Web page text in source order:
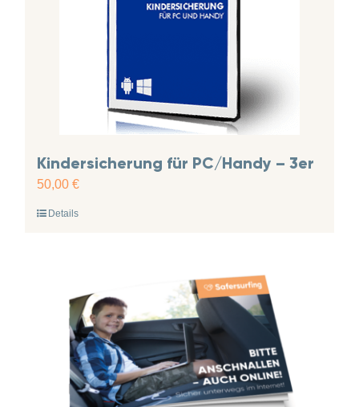
Kindersicherung für PC/Handy – 3er
50,00 €
Details